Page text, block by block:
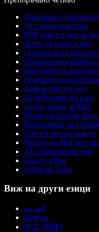
Диктовка и гласово
AI гласов асистент
PDF текст в реч за
Четец за текст в реч
Генератор на женски
Генератор на мъжки
Най-добрите
Генератор на
Аниме текст в реч
AI чейнджър на глас
Аудио четец за PDF
Може ли Google Docs
Разширение за
Текст в реч на хинди
Четене на PDF на
AI генератор на глас
Тексто а Вос
Leitor de Texto
Виж на други езици
العربية
Magyar
中文 (简体)